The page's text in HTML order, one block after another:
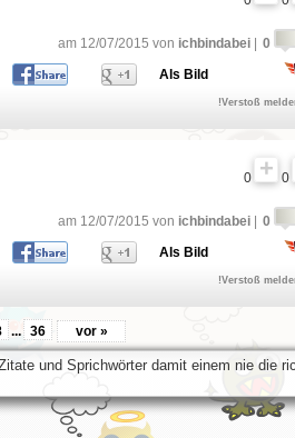
am 12/07/2015 von ichbindabei
0
Als Bild
!Verstoß
0 0
am 12/07/2015 von ichbindabei
0
Als Bild
!Verstoß
... 36 vor »
und Sprichwörter damit einem nie die